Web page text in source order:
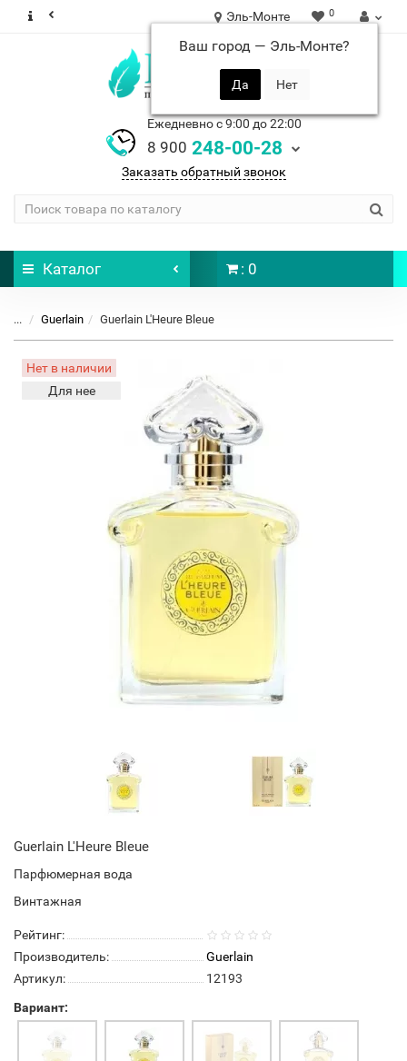
Эль-Монте
Ваш город — Эль-Монте?
0
Ежедневно с 9:00 до 22:00
8 900 248-00-28
Заказать обратный звонок
Каталог : 0
... Guerlain Guerlain L'Heure Bleue
Нет в наличии
Для нее
Guerlain L'Heure Bleue
Парфюмерная вода
Винтажная
Рейтинг:
Производитель:
Guerlain
Артикул:
12193
Вариант: